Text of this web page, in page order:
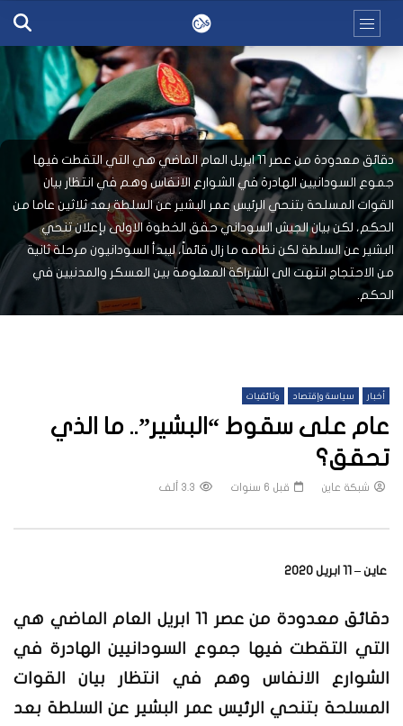
دقائق معدودة من عصر 11 ابريل العام الماضي هي التي التقطت فيها
جموع السودانيين الهادرة في الشوارع الانفاس وهم في انتظار بيان
القوات المسلحة بتنحي الرئيس عمر البشير عن السلطة بعد ثلاثين عاما من
الحكم، لكن بيان الجيش السوداني حقق الخطوة الاولى بإعلان تنحي
البشير عن السلطة لكن نظامه ما زال قائماً، ليبدأ السودانيون مرحلة ثانية
من الاحتجاج انتهت الى الشراكة المعلومة بين العسكر والمدنيين في
الحكم.
أخبار سياسة وإقتصاد وثائقيات
عام على سقوط “البشير”.. ما الذي
تحقق؟
شبكة عاين قبل 6 سنوات 3.3 ألف
عاين – 11 ابريل 2020
دقائق معدودة من عصر 11 ابريل العام الماضي هي
التي التقطت فيها جموع السودانيين الهادرة في
الشوارع الانفاس وهم في انتظار بيان القوات
المسلحة بتنحي الرئيس عمر البشير عن السلطة بعد